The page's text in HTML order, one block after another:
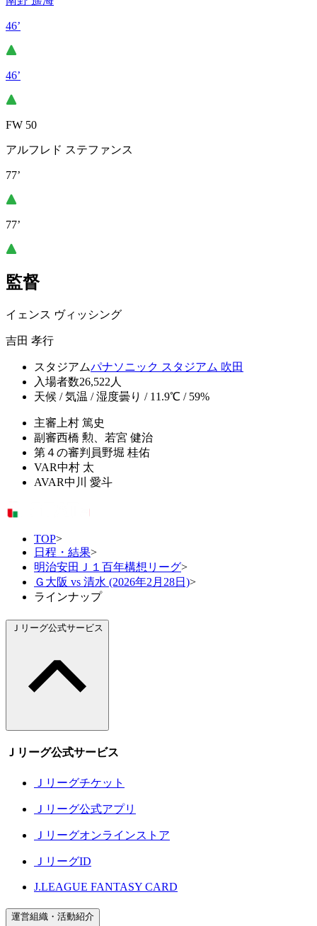
46’
46’
FW 50
アルフレド ステファンス
77’
77’
監督
イェンス ヴィッシング
吉田 孝行
スタジアムパナソニック スタジアム 吹田
入場者数26,522人
天候 / 気温 / 湿度曇り / 11.9℃ / 59%
主審 上村 篤史
副審西橋 勲、若宮 健治
第４の審判員野堀 桂佑
VAR中村 太
AVAR中川 愛斗
TOP>
日程・結果>
明治安田Ｊ１百年構想リーグ>
Ｇ大阪 vs 清水 (2026年2月28日)>
ラインナップ
Ｊリーグ公式サービス
Ｊリーグ公式サービス
Ｊリーグチケット
Ｊリーグ公式アプリ
Ｊリーグオンラインストア
ＪリーグID
J.LEAGUE FANTASY CARD
運営組織・活動紹介